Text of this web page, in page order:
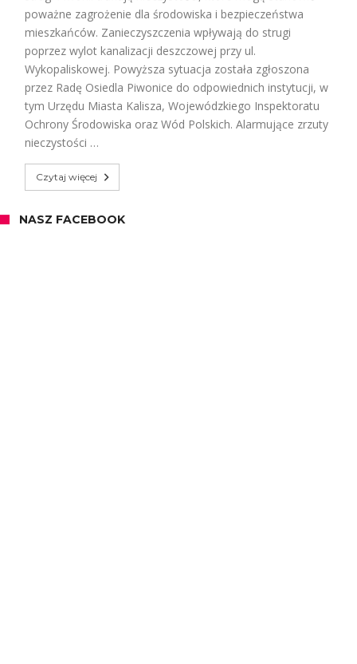
poważne zagrożenie dla środowiska i bezpieczeństwa
mieszkańców. Zanieczyszczenia wpływają do strugi
poprzez wylot kanalizacji deszczowej przy ul.
Wykopaliskowej. Powyższa sytuacja została zgłoszona
przez Radę Osiedla Piwonice do odpowiednich instytucji, w
tym Urzędu Miasta Kalisza, Wojewódzkiego Inspektoratu
Ochrony Środowiska oraz Wód Polskich. Alarmujące zrzuty
nieczystości …
Czytaj więcej
NASZ FACEBOOK